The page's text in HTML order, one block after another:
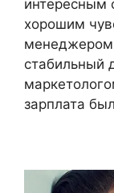
интересным
хорошим
менеджером
стабильный
зарплата